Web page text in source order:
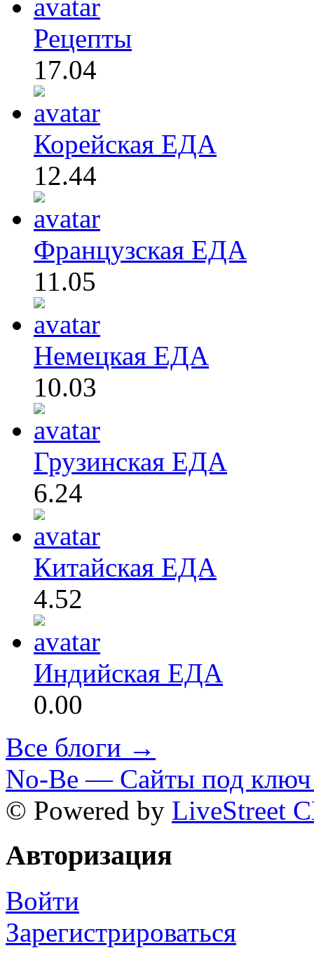
Рецепты
17.04
Корейская ЕДА
12.44
Французская ЕДА
11.05
Немецкая ЕДА
10.03
Грузинская ЕДА
6.24
Китайская ЕДА
4.52
Индийская ЕДА
0.00
Все блоги →
No-Be — Сайты под ключ
© Powered by LiveStreet
Авторизация
Войти
Зарегистрироваться